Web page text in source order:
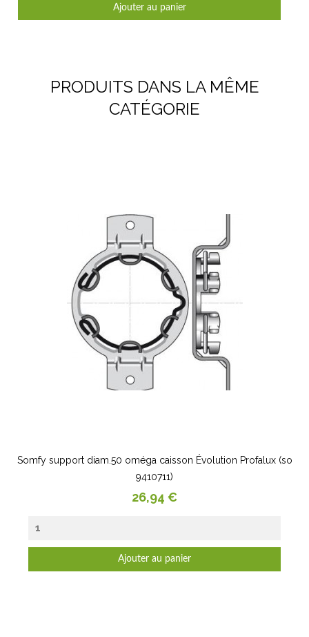
Ajouter au panier
PRODUITS DANS LA MÊME
CATÉGORIE
Somfy support diam.50 oméga caisson Évolution Profalux (so
9410711)
Prix
26,94 €
Ajouter au panier